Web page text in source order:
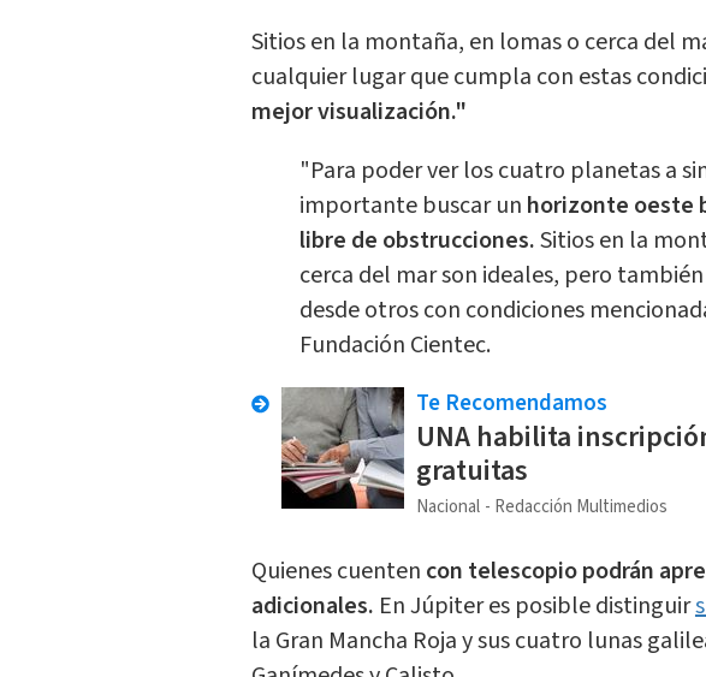
Sitios en la montaña, en lomas o cerca del
cualquier lugar que cumpla con estas
mejor visualización."
"Para poder ver los cuatro planetas a
importante buscar un horizonte oeste
libre de obstrucciones.Sitios en la
cerca del mar son ideales, pero
desde otros con condiciones
Fundación Cientec.
Te Recomendamos
UNA habilita
gratuitas
Nacional Redacción Multimedios
Quienes cuenten con telescopio podrán
adicionales. En Júpiter es posible distinguir
la Gran Mancha Roja y sus cuatro lunas